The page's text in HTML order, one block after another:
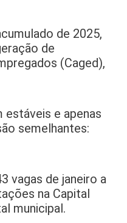
de 2025,
de
(Caged),
estáveis e apenas
semelhantes:
vagas de janeiro a
na Capital
municipal.